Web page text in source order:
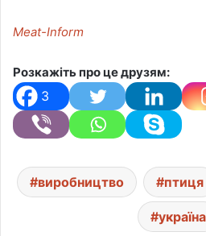
Meat-Inform
Розкажіть про це друзям:
3
виробництво птиця
україна